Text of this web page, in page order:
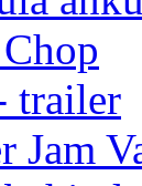
trailer
Jam